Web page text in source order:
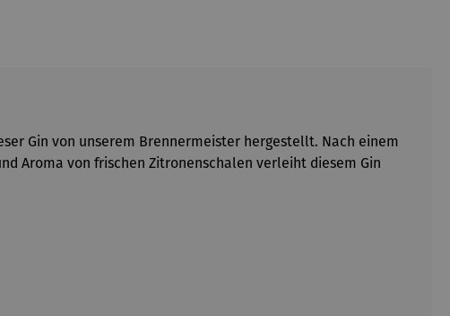
Gin von unserem Brennermeister hergestellt. Nach einem
Aroma von frischen Zitronenschalen verleiht diesem Gin